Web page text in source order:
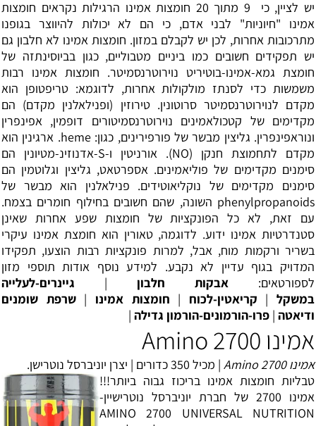
יש לציין, כי 9 מתוך 20 חומצות אמינו הרגילות נקראים חומצות
אמינו "חיוניות" לבני אדם, כי הם לא יכולות להיווצר בגופנו
מתרכובות אחרות, לכן יש לקבלם במזון. חומצות אמינו לא חלבון גם
יש תפקידים חשובים כמו ביניים מטבוליים, כגון בביוסינתזה של
חומצת גמא-אמינו-בוטיריט נוירוטרנסמיטר. חומצות אמינו רבות
משמשות כדי לסנתז מולקולות אחרות, לדוגמא: טריפטופן הוא
מקדם לנוירוטרנסמיטרסרוטונין. טירוזין (ופנילאלנין מקדם) הם
מקדימים של קטכולאמינים נוירוטרנסמיטורים דופמין, אפינפרין
ונוראפינפרין. גליצין מבשר של פורפירינים, כגון: heme. ארגינין הוא
מקדם לתחמוצת חנקן
(NO). אורניטין ו-S-אדנוזינ-מטיונין הם
סימנים מקדימים של פוליאמינים. אספרטאט, גליצין וגלוטמין הם
סימנים מקדימים של נוקליאוטידים. פנילאלנין הוא מבשר של
phenylpropanoids השונה, שהם חשובים בחילוף חומרים בצמח.
עם זאת, לא כל הפונקציות של חומצות שפע אחרות שאינן
סטנדרטיות אמינו ידוע. לדוגמה, טאורין הוא חומצת אמינו עיקרי
בשריר ורקמות מוח, אבל, למרות פונקציות רבות הוצעו, תפקידו
המדויק בגוף עדיין לא נקבע. למידע נוסף אודות תוספי מזון
לספורטאים: אבקות חלבון | גיינרים-לעלייה
במשקל | קריאטין-לכוח | חומצות אמינו |שרפת שומנים
ודיאטה | פרו-הורמונים-הורמון גדילה |
אמינו Amino 2700
אמינו 2700 Amino
| מכיל 350 כדורים | יצרן יוניברסל נוטרישן.
טבליות חומצות אמינו בריכוז גבוה ביותר!!!
אמינו 2700 של חברת יוניברסל נוטרישיין-
AMINO 2700 UNIVERSAL NUTRITION